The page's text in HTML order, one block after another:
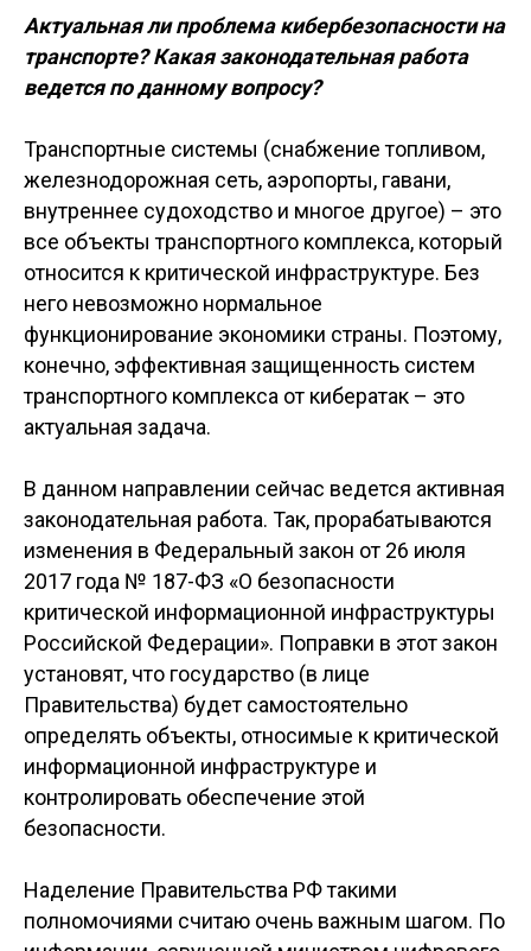
Актуальная ли проблема кибербезопасности на
транспорте? Какая законодательная работа
ведется по данному вопросу?
Транспортные системы (снабжение топливом,
железнодорожная сеть, аэропорты, гавани,
внутреннее судоходство и многое другое) – это
все объекты транспортного комплекса, который
относится к критической инфраструктуре. Без
него невозможно нормальное
функционирование экономики страны. Поэтому,
конечно, эффективная защищенность систем
транспортного комплекса от кибератак – это
актуальная задача.
В данном направлении сейчас ведется активная
законодательная работа. Так, прорабатываются
изменения в Федеральный закон от 26 июля
2017 года № 187-ФЗ «О безопасности
критической информационной инфраструктуры
Российской Федерации». Поправки в этот закон
установят, что государство (в лице
Правительства) будет самостоятельно
определять объекты, относимые к критической
информационной инфраструктуре и
контролировать обеспечение этой
безопасности.
Наделение Правительства РФ такими
полномочиями считаю очень важным шагом. По